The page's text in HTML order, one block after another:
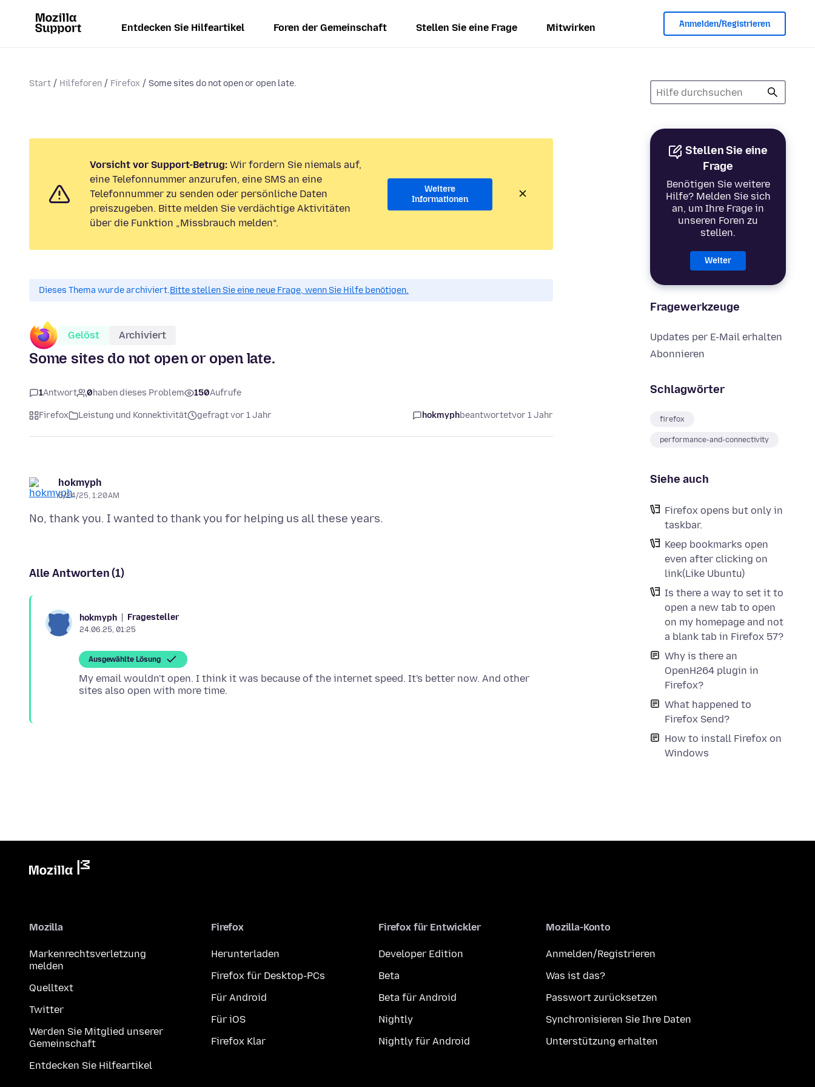
Entdecken Sie Hilfeartikel Foren der Gemeinschaft Stellen Sie eine Frage Mitwirken Anmelden/Registrieren
Start Hilfeforen Firefox Some sites do not open or open late.
Stellen Sie eine
Frage
Benötigen Sie weitere
Hilfe? Melden Sie sich
an, um Ihre Frage in
unseren Foren zu
stellen.
Weiter
Fragewerkzeuge
Updates per E-Mail erhalten
Abonnieren
Schlagwörter
firefox
performance-and-connectivity
Siehe auch
Firefox opens but only in
taskbar.
Keep bookmarks open
even after clicking on
link(Like Ubuntu)
Is there a way to set it to
open a new tab to open
on my homepage and not
a blank tab in Firefox 57?
Why is there an
OpenH264 plugin in
Firefox?
What happened to
Firefox Send?
How to install Firefox on
Windows
Vorsicht vor Support-Betrug: Wir fordern Sie niemals auf,
eine Telefonnummer anzurufen, eine SMS an eine
Telefonnummer zu senden oder persönliche Daten
preiszugeben. Bitte melden Sie verdächtige Aktivitäten
über die Funktion „Missbrauch melden“.
Weitere
Informationen
Dieses Thema wurde archiviert.Bitte stellen Sie eine neue Frage, wenn Sie Hilfe benötigen.
Gelöst Archiviert
Some sites do not open or open late.
1Antwort 0haben dieses Problem 150Aufrufe
Firefox Leistung und Konnektivität gefragt vor 1 Jahr hokmyphbeantwortetvor 1 Jahr
hokmyph
6/24/25, 1:20 AM
Alle Antworten (1)
hokmyph Fragesteller
24.06.25, 01:25
Ausgewählte Lösung
My email wouldn't open. I think it was because of the internet speed. It's better now. And other
Mozilla
Markenrechtsverletzung
melden
Quelltext
Twitter
Werden Sie Mitglied unserer
Gemeinschaft
Entdecken Sie Hilfeartikel
Firefox
Herunterladen
Firefox für Desktop-PCs
Für Android
Für iOS
Firefox Klar
Firefox für Entwickler
Developer Edition
Beta
Beta für Android
Nightly
Nightly für Android
Mozilla-Konto
Anmelden/Registrieren
Was ist das?
Passwort zurücksetzen
Synchronisieren Sie Ihre Daten
Unterstützung erhalten